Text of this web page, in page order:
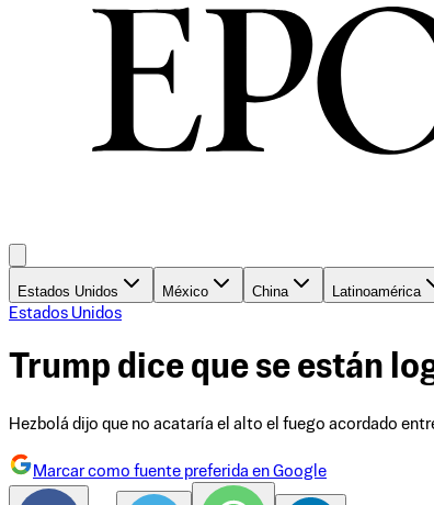
Estados Unidos México China Latinoamérica
Estados Unidos
Trump dice que se están
Hezbolá dijo que no acataría el alto el fuego acordado
Marcar como fuente preferida en Google